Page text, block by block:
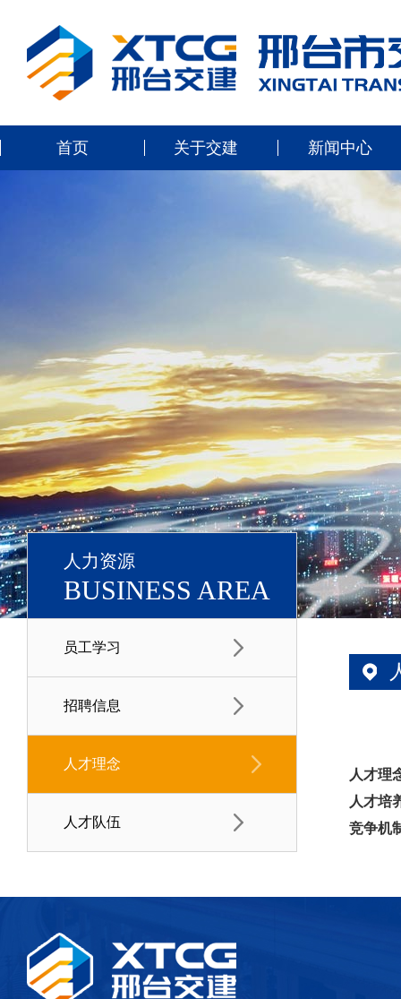
首页 关于交建 新闻中心
人力资源
BUSINESS AREA
员工学习
招聘信息
人才理念
人才队伍
人才理
人才培
竞争机